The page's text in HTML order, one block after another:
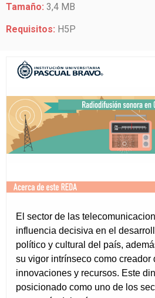
Tamaño: 3,4 MB
Requisitos: H5P